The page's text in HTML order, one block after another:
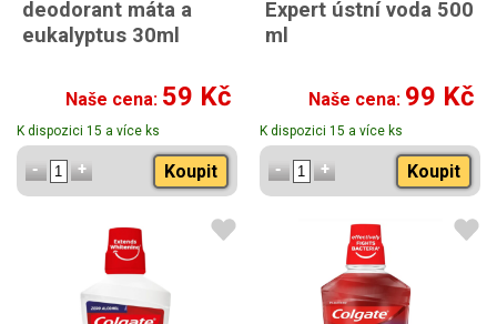
deodorant máta a
eukalyptus 30ml
Naše cena: 59 Kč
K dispozici 15 a více ks
Koupit
Expert ústní voda 500
ml
Naše cena: 99 Kč
K dispozici 15 a více ks
Koupit